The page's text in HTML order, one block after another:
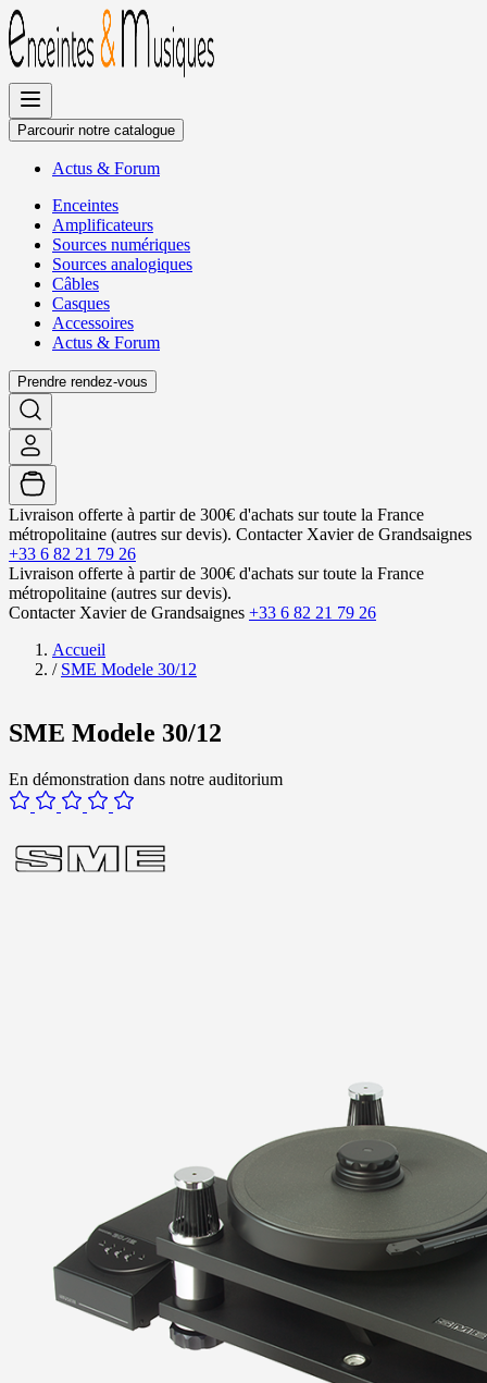
Allez
au
contenu
Parcourir notre catalogue
Actus & Forum
Enceintes
Amplificateurs
Sources numériques
Sources analogiques
Câbles
Casques
Accessoires
Actus & Forum
Prendre rendez-vous
Livraison offerte à partir de 300€ d'achats sur toute la France
métropolitaine (autres sur devis). Contacter Xavier de Grandsaignes
+33 6 82 21 79 26
Livraison offerte à partir de 300€ d'achats sur toute la France
métropolitaine (autres sur devis).
Contacter Xavier de Grandsaignes +33 6 82 21 79 26
Accueil
/ SME Modele 30/12
SME Modele 30/12
En démonstration dans notre auditorium